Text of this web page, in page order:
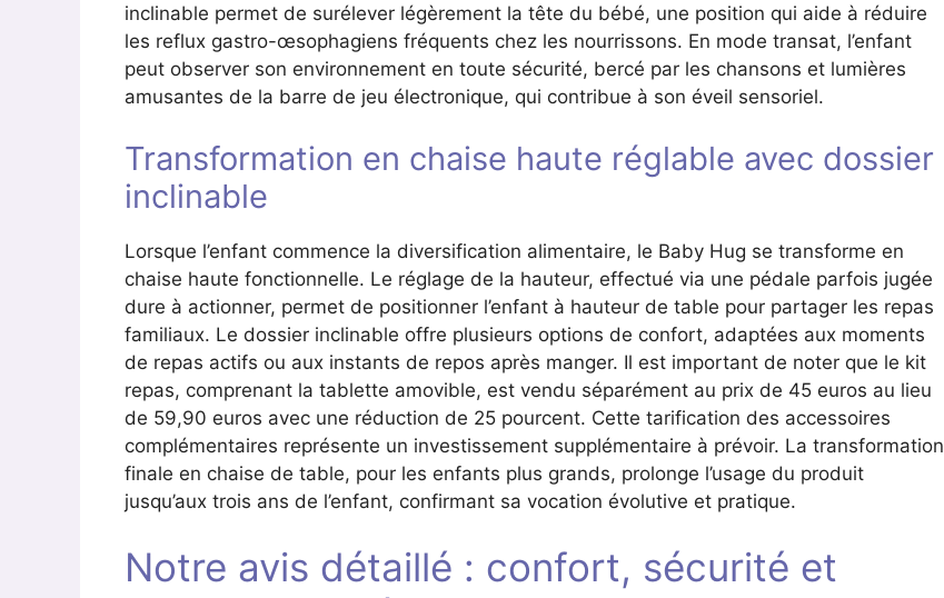
inclinable permet de surélever légèrement la tête du bébé, une position qui aide à réduire
les reflux gastro-œsophagiens fréquents chez les nourrissons. En mode transat, l’enfant
peut observer son environnement en toute sécurité, bercé par les chansons et lumières
amusantes de la barre de jeu électronique, qui contribue à son éveil sensoriel.
Transformation en chaise haute réglable avec dossier
inclinable
Lorsque l’enfant commence la diversification alimentaire, le Baby Hug se transforme en
chaise haute fonctionnelle. Le réglage de la hauteur, effectué via une pédale parfois jugée
dure à actionner, permet de positionner l’enfant à hauteur de table pour partager les repas
familiaux. Le dossier inclinable offre plusieurs options de confort, adaptées aux moments
de repas actifs ou aux instants de repos après manger. Il est important de noter que le kit
repas, comprenant la tablette amovible, est vendu séparément au prix de 45 euros au lieu
de 59,90 euros avec une réduction de 25 pourcent. Cette tarification des accessoires
complémentaires représente un investissement supplémentaire à prévoir. La transformation
finale en chaise de table, pour les enfants plus grands, prolonge l’usage du produit
jusqu’aux trois ans de l’enfant, confirmant sa vocation évolutive et pratique.
Notre avis détaillé : confort, sécurité et